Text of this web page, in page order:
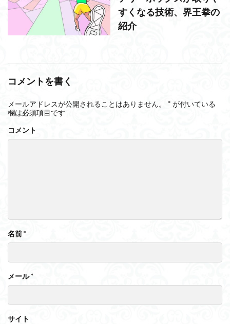
すくなる技術、界王拳の
紹介
コメントを書く
メールアドレスが公開されることはありません。 * が付いている
欄は必須項目です
コメント
名前*
メール*
サイト